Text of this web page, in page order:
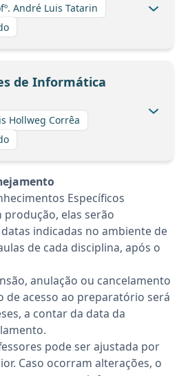
André Luis Tatarin
de Informática
Hollweg Corrêa
Específicos
produção, elas serão
indicadas no ambiente de
de cada disciplina, após o
anulação ou cancelamento
de acesso ao preparatório será
a contar da data da
pode ser ajustada por
Caso ocorram alterações, o